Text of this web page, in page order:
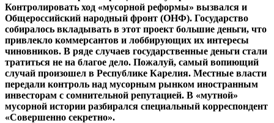
Контролировать ход «мусорной реформы» вызвался и
Общероссийский народный фронт (ОНФ). Государство
собиралось вкладывать в этот проект большие деньги, что
привлекло коммерсантов и лоббирующих их интересы
чиновников. В ряде случаев государственные деньги стали
тратиться не на благое дело. Пожалуй, самый вопиющий
случай произошел в Республике Карелия. Местные власти
передали контроль над мусорным рынком иностранным
инвесторам с сомнительной репутацией. В «мутной»
мусорной истории разбирался специальный корреспондент
«Совершенно секретно».